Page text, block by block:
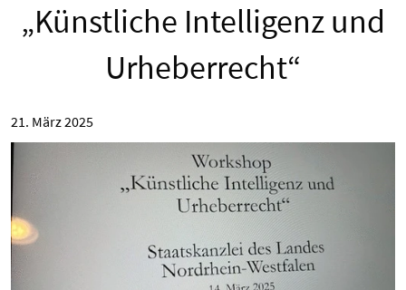
„Künstliche Intelligenz und
Urheberrecht“
21. März 2025